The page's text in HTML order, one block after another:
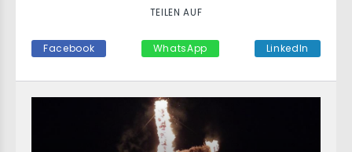
TEILEN AUF
Facebook WhatsApp LinkedIn